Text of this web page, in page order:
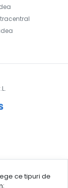
ce tipuri de